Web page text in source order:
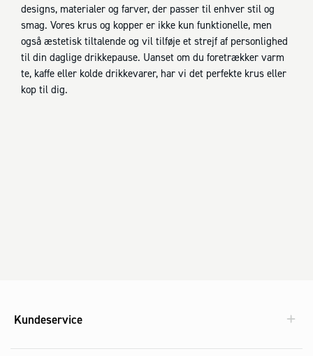
designs, materialer og farver, der passer til enhver stil og
smag. Vores krus og kopper er ikke kun funktionelle, men
også æstetisk tiltalende og vil tilføje et strejf af personlighed
til din daglige drikkepause. Uanset om du foretrækker varm
te, kaffe eller kolde drikkevarer, har vi det perfekte krus eller
kop til dig.
Kundeservice